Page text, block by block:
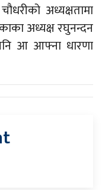
अध्यक्षतामा
अध्यक्ष रघुनन्दन
आ आफ्ना धारणा